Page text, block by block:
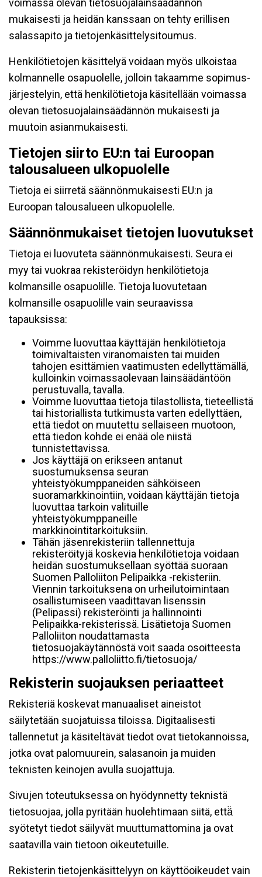
voimassa olevan tietosuojalainsäädännön
mukaisesti ja heidän kanssaan on tehty erillisen
salassapito ja tietojenkäsittelysitoumus.
Henkilötietojen käsittelyä voidaan myös ulkoistaa
kolmannelle osapuolelle, jolloin takaamme sopimus-
järjestelyin, että henkilötietoja käsitellään voimassa
olevan tietosuojalainsäädännön mukaisesti ja
muutoin asianmukaisesti.
Tietojen siirto EU:n tai Euroopan
talousalueen ulkopuolelle
Tietoja ei siirretä säännönmukaisesti EU:n ja
Euroopan talousalueen ulkopuolelle.
Säännönmukaiset tietojen luovutukset
Tietoja ei luovuteta säännönmukaisesti. Seura ei
myy tai vuokraa rekisteröidyn henkilötietoja
kolmansille osapuolille. Tietoja luovutetaan
kolmansille osapuolille vain seuraavissa
tapauksissa:
Voimme luovuttaa käyttäjän henkilötietoja
toimivaltaisten viranomaisten tai muiden
tahojen esittämien vaatimusten edellyttämällä,
kulloinkin voimassaolevaan lainsäädäntöön
perustuvalla, tavalla.
Voimme luovuttaa tietoja tilastollista, tieteellistä
tai historiallista tutkimusta varten edellyttäen,
että tiedot on muutettu sellaiseen muotoon,
että tiedon kohde ei enää ole niistä
tunnistettavissa.
Jos käyttäjä on erikseen antanut
suostumuksensa seuran
yhteistyökumppaneiden sähköiseen
suoramarkkinointiin, voidaan käyttäjän tietoja
luovuttaa tarkoin valituille
yhteistyökumppaneille
markkinointitarkoituksiin.
Tähän jäsenrekisteriin tallennettuja
rekisteröityjä koskevia henkilötietoja voidaan
heidän suostumuksellaan syöttää suoraan
Suomen Palloliiton Pelipaikka -rekisteriin.
Viennin tarkoituksena on urheilutoimintaan
osallistumiseen vaadittavan lisenssin
(Pelipassi) rekisteröinti ja hallinnointi
Pelipaikka-rekisterissä. Lisätietoja Suomen
Palloliiton noudattamasta
tietosuojakäytännöstä voit saada osoitteesta
https://www.palloliitto.fi/tietosuoja/
Rekisterin suojauksen periaatteet
Rekisteriä koskevat manuaaliset aineistot
säilytetään suojatuissa tiloissa. Digitaalisesti
tallennetut ja käsiteltävät tiedot ovat tietokannoissa,
jotka ovat palomuurein, salasanoin ja muiden
teknisten keinojen avulla suojattuja.
Sivujen toteutuksessa on hyödynnetty teknistä
tietosuojaa, jolla pyritään huolehtimaan siitä, että̈
syötetyt tiedot säilyvät muuttumattomina ja ovat
saatavilla vain tietoon oikeutetuille.
Rekisterin tietojenkäsittelyyn on käyttöoikeudet vain